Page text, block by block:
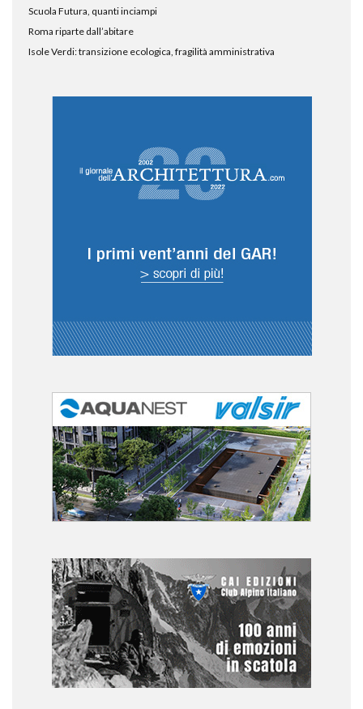
Scuola Futura, quanti inciampi
Roma riparte dall’abitare
Isole Verdi: transizione ecologica, fragilità amministrativa